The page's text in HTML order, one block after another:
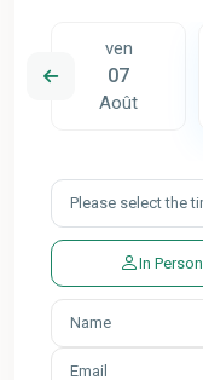
ven
07
Août
In Person